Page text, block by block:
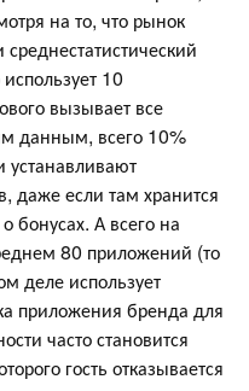
на то, что рынок
10
вызывает все
данным, всего 10%
устанавливают
даже если там хранится
бонусах. А всего на
80 приложений (то
деле использует
приложения бренда для
часто становится
гость отказывается